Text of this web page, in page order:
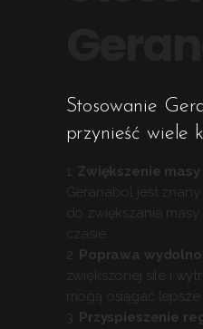
Stosowanie
przynieść wiele
Zwiększenie
Geranabol jest
do zwiększania
czasie.
Poprawa
zwiększonej sile i
mogą osiągać lepsze
Przyspieszenie